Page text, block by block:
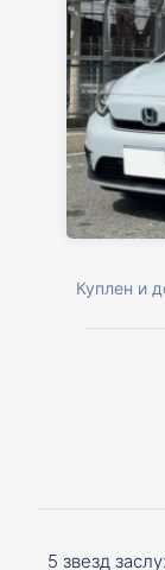
Куплен и
5 звезд